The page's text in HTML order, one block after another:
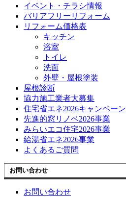
イベント・チラシ情報
バリアフリーリフォーム
リフォーム価格表
キッチン
浴室
トイレ
洗面
外壁・屋根塗装
屋根診断
協力施工業者大募集
住宅省エネ2026キャンペーン
先進的窓リノベ2026事業
みらいエコ住宅2026事業
給湯省エネ2026事業
よくあるご質問
お問い合わせ
お問い合わせ